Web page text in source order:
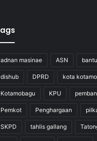
adnan masinae ASN
dishub DPRD kota
Kotamobagu KPU
Pemkot Penghargaan
SKPD tahlis gallang